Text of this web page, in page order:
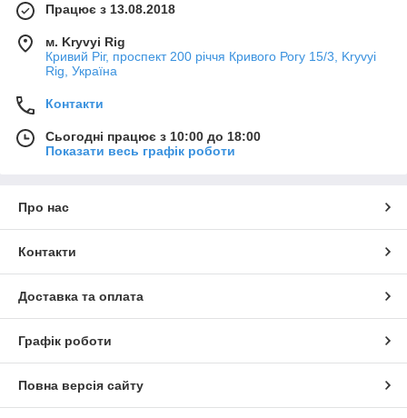
Працює з 13.08.2018
м. Kryvyi Rig
Кривий Ріг, проспект 200 річчя Кривого Рогу 15/3, Kryvyi
Rig, Україна
Контакти
Сьогодні працює з 10:00 до 18:00
Показати весь графік роботи
Про нас
Контакти
Доставка та оплата
Графік роботи
Повна версія сайту